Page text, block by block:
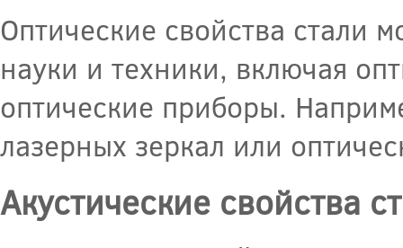
Оптические свойства стали
науки и техники, включая
оптические приборы.
лазерных зеркал или
Акустические свойства